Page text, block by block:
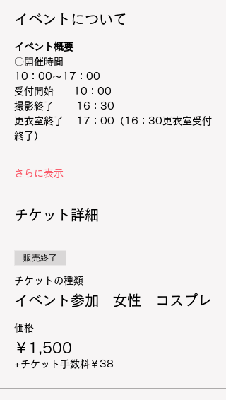
イベントについて
イベント概要
〇開催時間
10：00～17：00
受付開始　　10：00
撮影終了　 　16：30
更衣室終了 　17：00（16：30更衣室受付
終了）
さらに表示
チケット詳細
販売終了
チケットの種類
イベント参加 女性 コスプレ
価格
￥1,500
+チケット手数料￥38